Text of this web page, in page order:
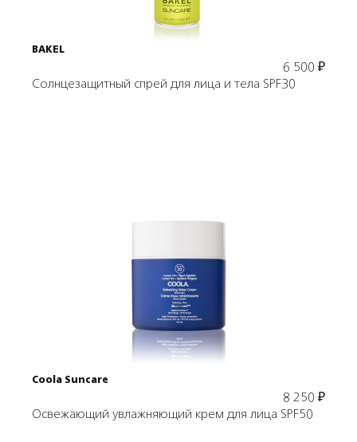
BAKEL
6 500 ₽
Солнцезащитный спрей для лица и тела SPF30
В корзину
Coola Suncare
8 250 ₽
Освежающий увлажняющий крем для лица SPF50